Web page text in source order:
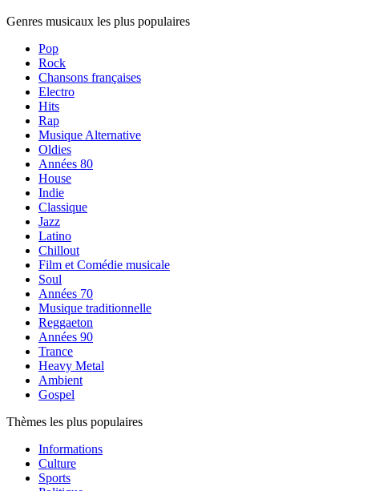
Genres musicaux les plus populaires
Pop
Rock
Chansons françaises
Electro
Hits
Rap
Musique Alternative
Oldies
Années 80
House
Indie
Classique
Jazz
Latino
Chillout
Film et Comédie musicale
Soul
Années 70
Musique traditionnelle
Reggaeton
Années 90
Trance
Heavy Metal
Ambient
Gospel
Thèmes les plus populaires
Informations
Culture
Sports